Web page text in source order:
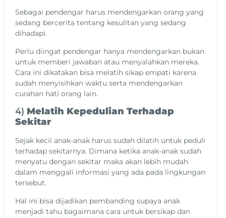
Sebagai pendengar harus mendengarkan orang yang
sedang bercerita tentang kesulitan yang sedang
dihadapi.
Perlu diingat pendengar hanya mendengarkan bukan
untuk memberi jawaban atau menyalahkan mereka.
Cara ini dikatakan bisa melatih sikap empati karena
sudah menyisihkan waktu serta mendengarkan
curahan hati orang lain.
4) Melatih Kepedulian Terhadap
Sekitar
Sejak kecil anak-anak harus sudah dilatih untuk peduli
terhadap sekitarnya. Dimana ketika anak-anak sudah
menyatu dengan sekitar maka akan lebih mudah
dalam menggali informasi yang ada pada lingkungan
tersebut.
Hal ini bisa dijadikan pembanding supaya anak
menjadi tahu bagaimana cara untuk bersikap dan